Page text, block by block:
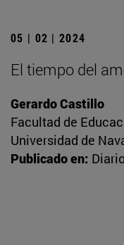
05 | 02 | 2024
El tiempo del
Gerardo Castillo
Facultad de
Universidad de
Publicado en: